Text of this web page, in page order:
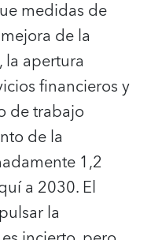
medidas de
de la
apertura
financieros y
de trabajo
de la
1,2
a 2030. El
la